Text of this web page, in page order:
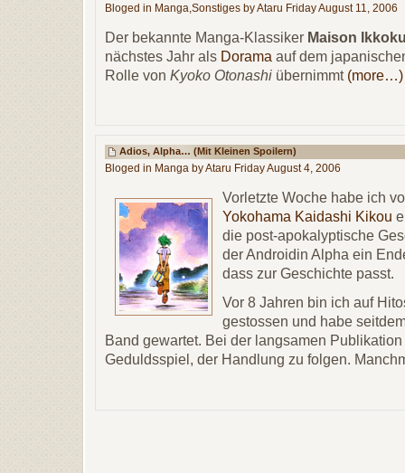
Bloged in Manga Sonstiges by Ataru Friday August 11, 2006
Der bekannte Manga-Klassiker Maison
nächstes Jahr als Dorama auf dem
Rolle von Kyoko Otonashi übernimmt (more…)
Adios, Alpha… (mit Kleinen Spoilern)
Bloged in Manga by Ataru Friday August 4, 2006
Vorletzte Woche habe ich
Yokohama Kaidashi Kikou
die post-apokalyptische
der Androidin Alpha ein
dass zur Geschichte passt.
Vor 8 Jahren bin ich auf
gestossen und habe
Band gewartet. Bei der langsamen
Geduldsspiel, der Handlung zu folgen.